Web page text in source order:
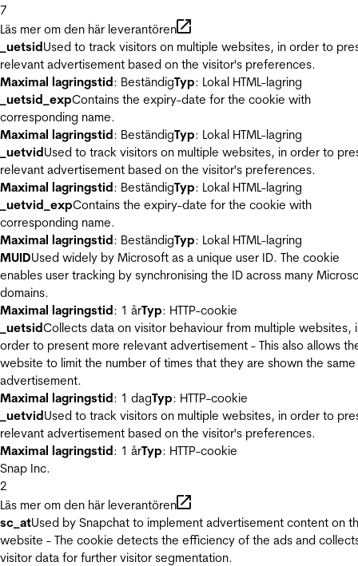
7
Läs mer om den här leverantören
_uetsidUsed to track visitors on multiple websites, in order to
relevant advertisement based on the visitor's preferences.
Maximal lagringstid: BeständigTyp: Lokal HTML-lagring
_uetsid_expContains the expiry-date for the cookie with
corresponding name.
Maximal lagringstid: BeständigTyp: Lokal HTML-lagring
_uetvidUsed to track visitors on multiple websites, in order to
relevant advertisement based on the visitor's preferences.
Maximal lagringstid: BeständigTyp: Lokal HTML-lagring
_uetvid_expContains the expiry-date for the cookie with
corresponding name.
Maximal lagringstid: BeständigTyp: Lokal HTML-lagring
MUIDUsed widely by Microsoft as a unique user ID. The cookie
enables user tracking by synchronising the ID across many
domains.
Maximal lagringstid: 1 årTyp: HTTP-cookie
_uetsidCollects data on visitor behaviour from multiple websites,
order to present more relevant advertisement - This also allows
website to limit the number of times that they are shown the same
advertisement.
Maximal lagringstid: 1 dagTyp: HTTP-cookie
_uetvidUsed to track visitors on multiple websites, in order to
relevant advertisement based on the visitor's preferences.
Maximal lagringstid: 1 årTyp: HTTP-cookie
Snap Inc.
2
Läs mer om den här leverantören
sc_atUsed by Snapchat to implement advertisement content on
website - The cookie detects the efficiency of the ads and
visitor data for further visitor segmentation.